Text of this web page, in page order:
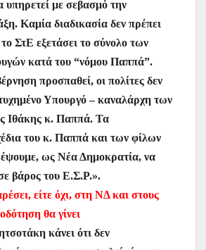
με σεβασμό την
Καμία διαδικασία δεν πρέπει
το ΣτΕ εξετάσει το σύνολο των
κατά του “νόμου Παππά”.
προσπαθεί, οι πολίτες δεν
Υπουργό – καναλάρχη των
Ιθάκης κ. Παππά. Τα
του κ. Παππά και των φίλων
ως Νέα Δημοκρατία, να
βάρος του Ε.Σ.Ρ.».
είτε όχι, στη ΝΔ και στους
θα γίνει
κάνει ότι δεν